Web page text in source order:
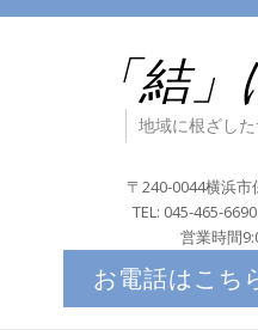
「結
地域に根ざし
〒240-0044横浜
TEL: 045-465-
営業時間
お電話はこち